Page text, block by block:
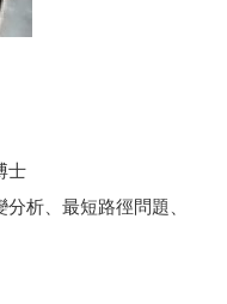
士
析、最短路徑問題、